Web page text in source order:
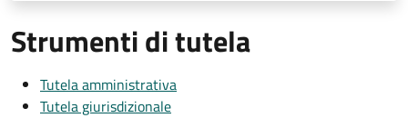
Strumenti di tutela
Tutela amministrativa
Tutela giurisdizionale